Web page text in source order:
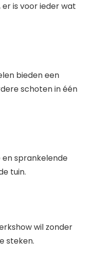
is voor ieder wat
bieden een
schoten in één
sprankelende
tuin.
wil zonder
steken.